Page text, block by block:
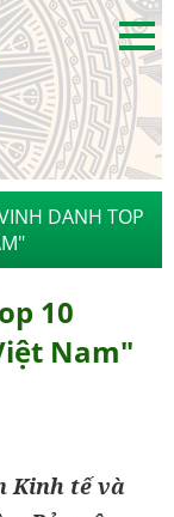
DANH TOP
10
Nam"
Kinh tế và